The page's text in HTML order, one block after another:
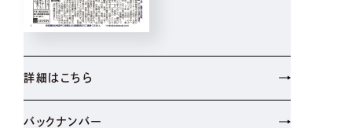
詳細はこちら
バックナンバー